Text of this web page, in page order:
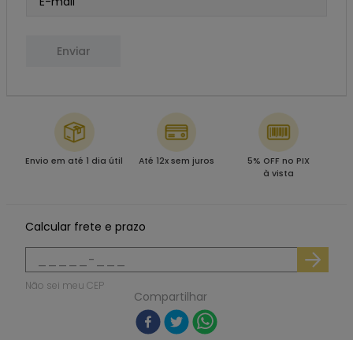
Enviar
Envio em até 1 dia útil Até 12x sem juros
5% OFF no PIX
à vista
Calcular frete e prazo
Não sei meu CEP
Compartilhar